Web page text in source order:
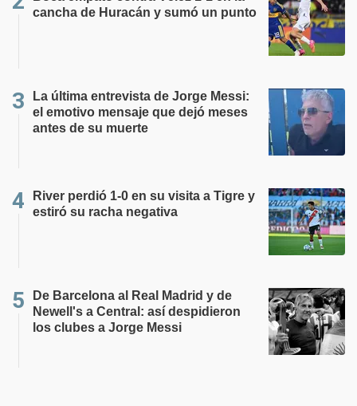
cancha de Huracán y sumó un punto
La última entrevista de Jorge Messi:
el emotivo mensaje que dejó meses
antes de su muerte
River perdió 1-0 en su visita a Tigre y
estiró su racha negativa
De Barcelona al Real Madrid y de
Newell's a Central: así despidieron
los clubes a Jorge Messi